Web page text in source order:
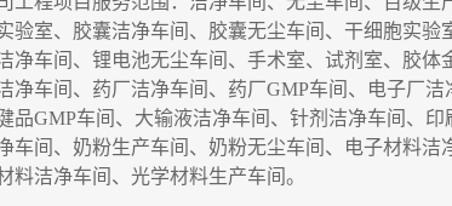
验室、 胶囊洁净车间、胶囊无尘车间 、干细胞实验
净车间、锂电池无尘车间、手术室、试剂室、胶体
净车间、药厂洁净车间、药厂GMP车间、电子厂洁
品GMP车间、大输液洁净车间、针剂洁净车间、
车间、奶粉生产车间、奶粉无尘车间、电子材料
料洁净车间、光学材料生产车间 。